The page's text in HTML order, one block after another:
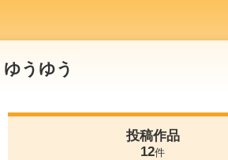
ゆうゆう
投稿作品
12件